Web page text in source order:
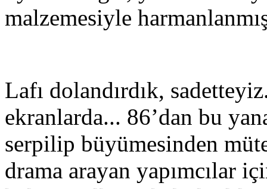
malzemesiyle
Lafı dolandırdık,
ekranlarda... 86’dan bu
serpilip büyümesinden
drama arayan yapımcılar